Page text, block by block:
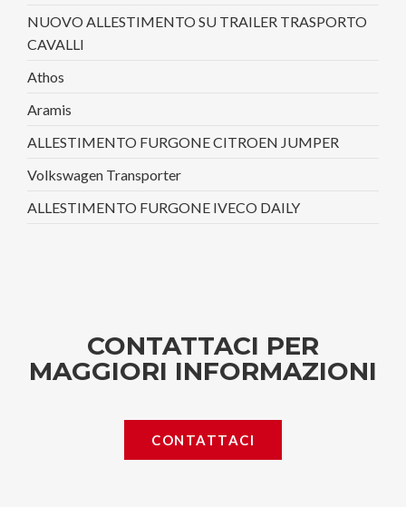
NUOVO ALLESTIMENTO SU TRAILER TRASPORTO
CAVALLI
Athos
Aramis
ALLESTIMENTO FURGONE CITROEN JUMPER
Volkswagen Transporter
ALLESTIMENTO FURGONE IVECO DAILY
CONTATTACI PER
MAGGIORI INFORMAZIONI
CONTATTACI